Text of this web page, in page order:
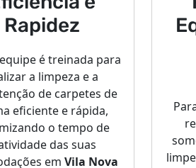
Rapidez
é treinada para
a limpeza e a
de carpetes de
eficiente e rápida,
o tempo de
das suas
em Vila Nova